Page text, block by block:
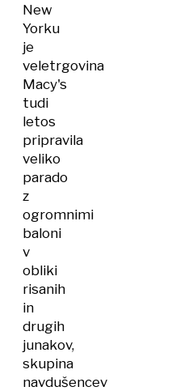
New
Yorku
je
veletrgovina
Macy's
tudi
letos
pripravila
veliko
parado
z
ogromnimi
baloni
v
obliki
risanih
in
drugih
junakov,
skupina
navdušencev